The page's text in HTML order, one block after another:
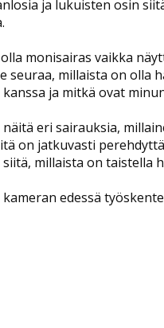
ja lukuisten osin
monisairas vaikka
seuraa, millaista on olla
ja mitkä ovat
eri sairauksia,
on jatkuvasti
millaista on taistella
edessä